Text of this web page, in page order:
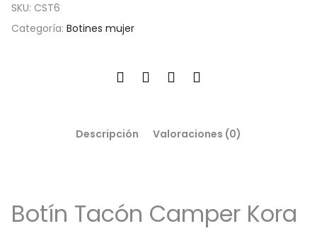
SKU: CST6
Categoría: Botines mujer
Descripción Valoraciones (0)
Botín Tacón Camper Kora